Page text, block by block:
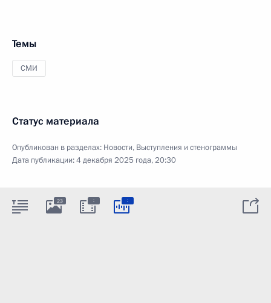
Темы
СМИ
Статус материала
Опубликован в разделах: Новости, Выступления и стенограммы
Дата публикации:4 декабря 2025 года, 20:30
23 : :